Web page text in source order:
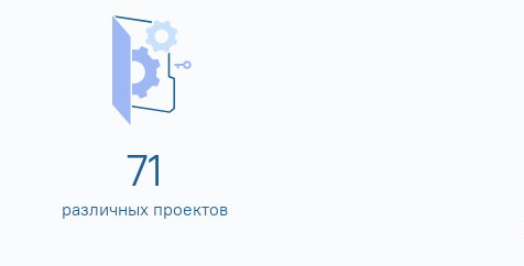
80
различных проектов